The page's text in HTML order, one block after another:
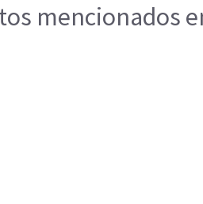
mencionados